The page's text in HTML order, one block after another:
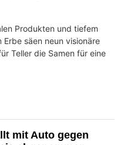
Produkten und tiefem
säen neun visionäre
Teller die Samen für eine
mit Auto gegen